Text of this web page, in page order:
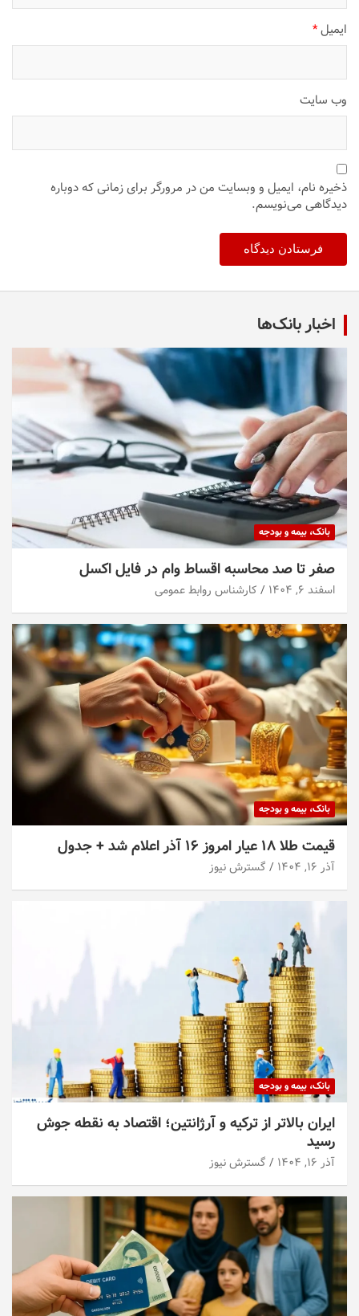
ایمیل*
وب‌ سایت
ذخیره نام، ایمیل و وبسایت من در مرورگر برای زمانی که دوباره
دیدگاهی می‌نویسم.
اخبار بانک‌ها
بانک، بیمه و بودجه
صفر تا صد محاسبه اقساط وام در فایل اکسل
اسفند ۶, ۱۴۰۴ کارشناس روابط عمومی
بانک، بیمه و بودجه
قیمت طلا ۱۸ عیار امروز ۱۶ آذر اعلام شد + جدول
آذر ۱۶, ۱۴۰۴ گسترش نیوز
بانک، بیمه و بودجه
ایران بالاتر از ترکیه و آرژانتین؛ اقتصاد به نقطه جوش
رسید
آذر ۱۶, ۱۴۰۴ گسترش نیوز